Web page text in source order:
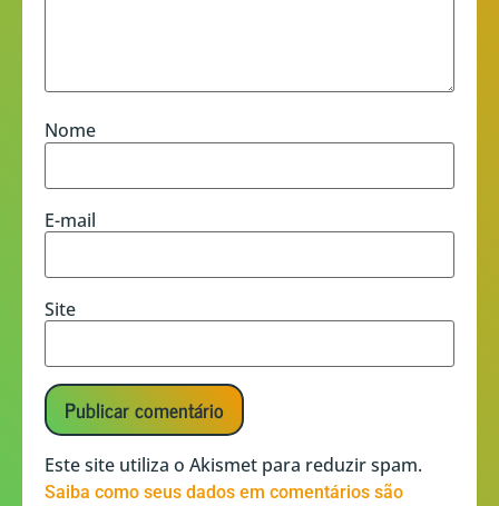
Nome
E-mail
Site
Este site utiliza o Akismet para reduzir spam.
Saiba como seus dados em comentários são